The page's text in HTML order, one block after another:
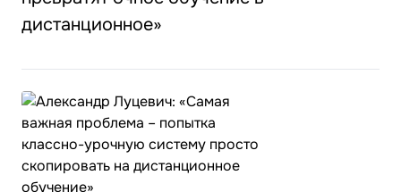
дистанционное»